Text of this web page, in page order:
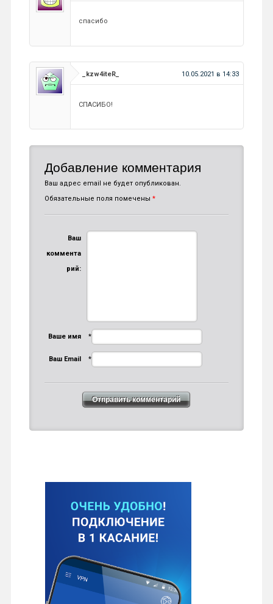
спасибо
_kzw4iteR_ 10.05.2021 в 14:33
СПАСИБО!
Добавление комментария
Ваш адрес email не будет опубликован.
Обязательные поля помечены *
Ваш
коммента
рий:
Ваше имя *
Ваш Email *